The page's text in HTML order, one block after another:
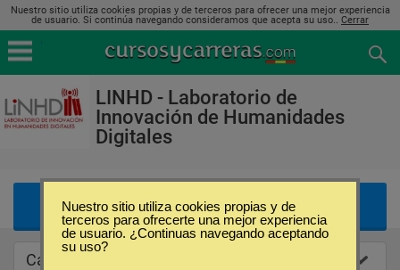
Nuestro sitio utiliza cookies propias y de terceros para ofrecer una mejor experiencia
de usuario. Si continúa navegando consideramos que acepta su uso.. Cerrar
LINHD - Laboratorio de
Innovación de Humanidades
Digitales
Listado de Ofertas Educativas
Caracteristicas
Nuestro sitio utiliza cookies propias y de
terceros para ofrecerte una mejor experiencia
de usuario. ¿Continuas navegando aceptando
su uso?